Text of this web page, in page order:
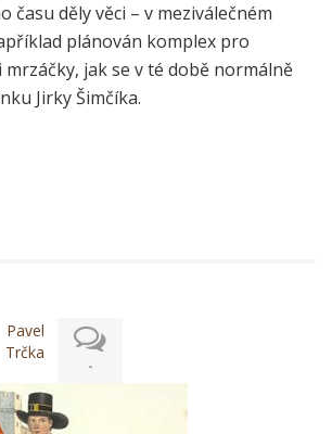
času děly věci – v meziválečném
plánován komplex pro
jak se v té době normálně
Jirky Šimčíka.
Pavel
Trčka
-